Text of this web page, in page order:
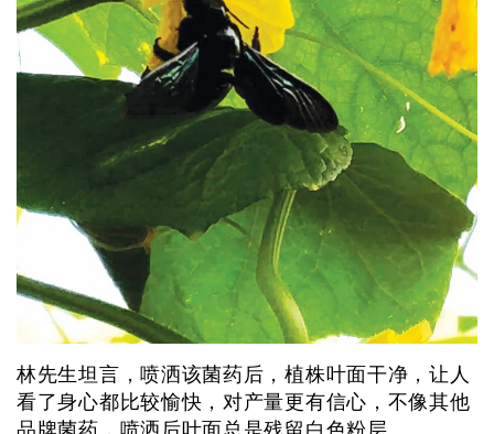
林先生坦言，喷洒该菌药后，植株叶面干净，让人
看了身心都比较愉快，对产量更有信心，不像其他